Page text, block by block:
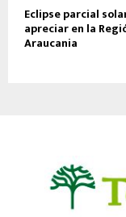
Eclipse parcial
apreciar en la
Araucania